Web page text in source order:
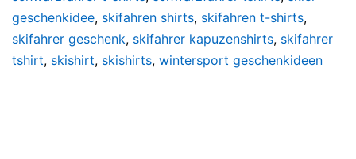
geschenkidee, skifahren shirts, skifahren t-shirts,
skifahrer geschenk, skifahrer kapuzenshirts, skifahrer
tshirt, skishirt, skishirts, wintersport geschenkideen